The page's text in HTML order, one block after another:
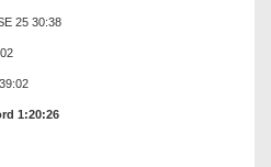
25 30:38
1:20:26